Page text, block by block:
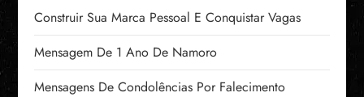
Construir Sua Marca Pessoal E Conquistar Vagas
Mensagem De 1 Ano De Namoro
Mensagens De Condolências Por Falecimento